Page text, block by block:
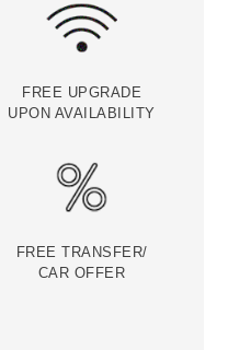
FREE UPGRADE
UPON AVAILABILITY
FREE TRANSFER/
CAR OFFER